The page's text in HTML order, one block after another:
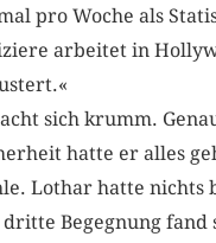
pro Woche als
arbeitet in
sich krumm.
hatte er alles
Lothar hatte nichts
dritte Begegnung